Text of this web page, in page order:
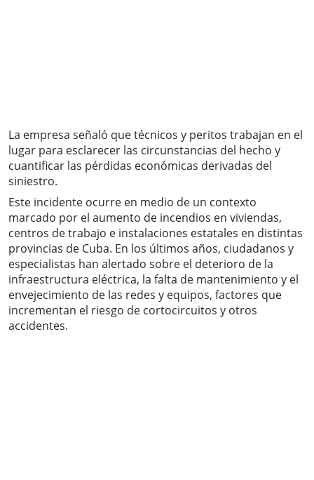
La empresa señaló que técnicos y peritos trabajan en el
lugar para esclarecer las circunstancias del hecho y
cuantificar las pérdidas económicas derivadas del
siniestro.
Este incidente ocurre en medio de un contexto
marcado por el aumento de incendios en viviendas,
centros de trabajo e instalaciones estatales en distintas
provincias de Cuba. En los últimos años, ciudadanos y
especialistas han alertado sobre el deterioro de la
infraestructura eléctrica, la falta de mantenimiento y el
envejecimiento de las redes y equipos, factores que
incrementan el riesgo de cortocircuitos y otros
accidentes.